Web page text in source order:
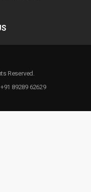
Reserved.
89289 62629